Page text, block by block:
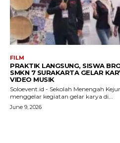
FILM
PRAKTIK LANGSUNG, SISWA
SMKN 7 SURAKARTA GELAR
VIDEO MUSIK
Soloevent.id - Sekolah Menengah
menggelar kegiatan gelar karya di...
June 9, 2026